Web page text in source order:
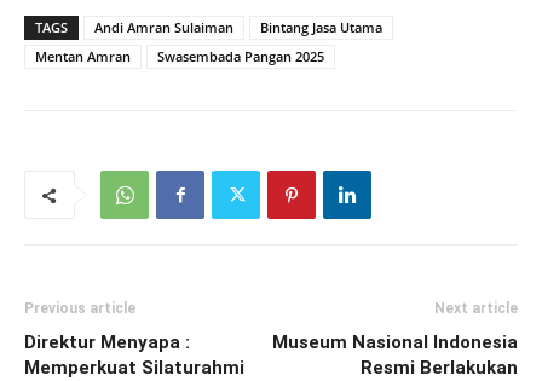
TAGS Andi Amran Sulaiman
Bintang Jasa Utama
Mentan Amran
Swasembada Pangan 2025
Previous article
Direktur Menyapa :
Memperkuat Silaturahmi
Next article
Museum Nasional Indonesia
Resmi Berlakukan